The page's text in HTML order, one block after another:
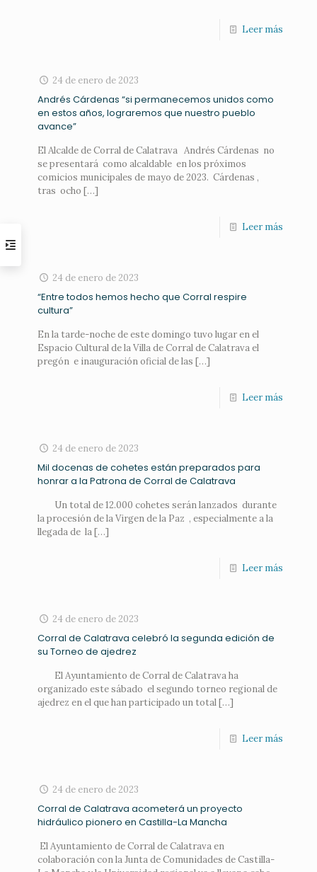
Leer más
24 de enero de 2023
Andrés Cárdenas “si permanecemos unidos como
en estos años, lograremos que nuestro pueblo
avance”
El Alcalde de Corral de Calatrava Andrés Cárdenas no
se presentará como alcaldable en los próximos
comicios municipales de mayo de 2023. Cárdenas ,
tras ocho […]
Leer más
24 de enero de 2023
“Entre todos hemos hecho que Corral respire
cultura”
En la tarde-noche de este domingo tuvo lugar en el
Espacio Cultural de la Villa de Corral de Calatrava el
pregón e inauguración oficial de las […]
Leer más
24 de enero de 2023
Mil docenas de cohetes están preparados para
honrar a la Patrona de Corral de Calatrava
Un total de 12.000 cohetes serán lanzados durante
la procesión de la Virgen de la Paz , especialmente a la
llegada de la[…]
Leer más
24 de enero de 2023
Corral de Calatrava celebró la segunda edición de
su Torneo de ajedrez
El Ayuntamiento de Corral de Calatrava ha
organizado este sábado el segundo torneo regional de
ajedrez en el que han participado un total[…]
Leer más
24 de enero de 2023
Corral de Calatrava acometerá un proyecto
hidráulico pionero en Castilla-La Mancha
El Ayuntamiento de Corral de Calatrava en
colaboración con la Junta de Comunidades de Castilla-